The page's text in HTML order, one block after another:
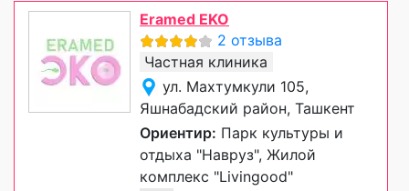
Eramed EKO
2 отзыва
Частная клиника
ул. Махтумкули 105,
Яшнабадский район, Ташкент
Ориентир: Парк культуры и
отдыха "Навруз", Жилой
комплекс "Livingood"